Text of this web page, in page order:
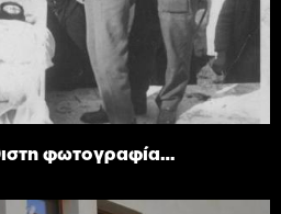
φωτογραφία…